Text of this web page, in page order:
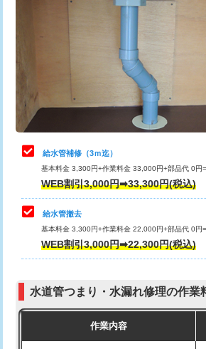
管・ポリ管・HT管使用/3ｍ超え)
排水管工事（土の掘削・埋め戻し作
排水管工事（排水管工事/3ｍまで）
排水管工事（追加 排水管工事/3ｍ超
マス交換（土の掘削・埋め戻し作業）
マス交換（深さ50㎝未満）
マス交換（深さ50㎝以上）
コンクリート斫り（厚さ10㎝まで）
モルタル補修（厚さ10㎝超え）
止水・漏水調査・防水処理・清掃・修
理・調整・分解・加工など（軽作業）
止水・漏水調査・防水処理・清掃・修
理・調整・分解・加工など（中作業）
止水・漏水調査・防水処理・清掃・修
理・調整・分解・加工など（重作業）
その他部品の脱着
交換・取付（タンク）
式）)
式・ワンホール）)
給水管補修（3ｍ迄）
基本料金 3,300円+作業料金 33,000円+部品代 0円
WEB割引3,000円➡33,300円(税込)
給水管撤去
基本料金 3,300円+作業料金 22,000円+部品代 0円
WEB割引3,000円➡22,300円(税込)
水道管つまり・水漏れ修理の作業
作業内容